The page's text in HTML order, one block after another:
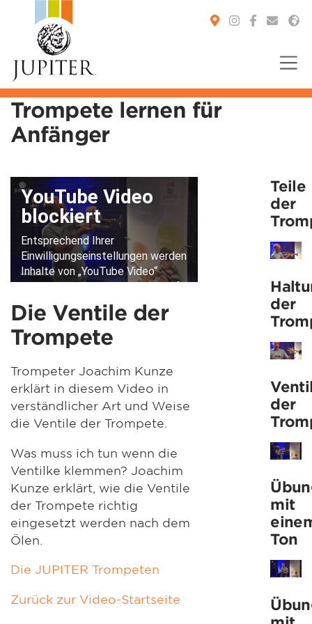
Trompete lernen für
Anfänger
Die Ventile der
Trompete
Trompeter Joachim Kunze
erklärt in diesem Video in
verständlicher Art und Weise
die Ventile der Trompete.
Was muss ich tun wenn die
Ventilke klemmen? Joachim
Kunze erklärt, wie die Ventile
der Trompete richtig
eingesetzt werden nach dem
Ölen.
Die JUPITER Trompeten
Zurück zur Video-Startseite
Teile
der
der
der
mit
Ton